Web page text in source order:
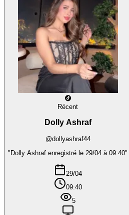
Récent
Dolly Ashraf
@dollyashraf44
"Dolly Ashraf enregistré le 29/04 à 09:40"
29/04
09:40
5